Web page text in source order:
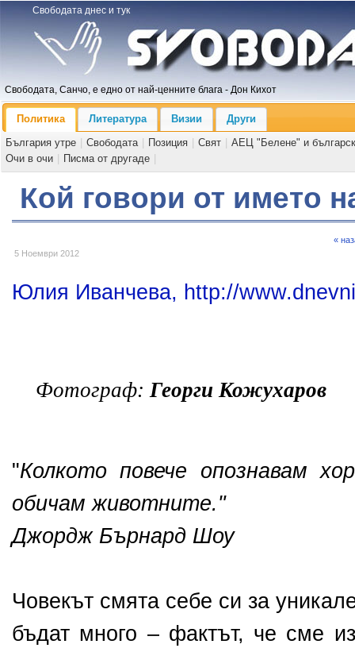
Свободата днес и тук
Свободата, Санчо, е едно от най-ценните блага - Дон Кихот
Политика Литература Визии
Други
България утре
Свободата Позиция Свят
АЕЦ "Белене" и
Очи в очи
Писма от другаде
Кой говори от името
5 Ноември 2012
«
Юлия Иванчева, http://
Фотограф:Георги Кожухаров
"Колкото повече опознавам
обичам животните."
Джордж Бърнард Шоу
Човекът смята себе си за
бъдат много – фактът, че сме